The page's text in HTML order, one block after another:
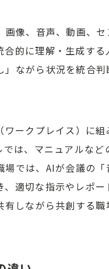
画像、音声、動画、
合的に理解・生成す
ながら状況を統合
ークプレイス）に
は、マニュアルな
場では、AIが会議の
適切な指示やレポ
しながら共創する